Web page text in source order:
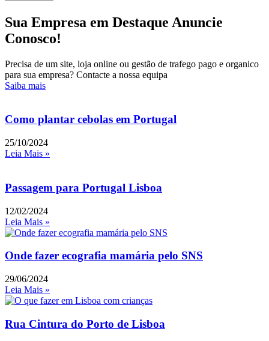
Sua Empresa em Destaque Anuncie
Conosco!
Precisa de um site, loja online ou gestão de trafego pago e organico
para sua empresa? Contacte a nossa equipa
Saiba mais
Como plantar cebolas em Portugal
25/10/2024
Leia Mais »
Passagem para Portugal Lisboa
12/02/2024
Leia Mais »
Onde fazer ecografia mamária pelo SNS
29/06/2024
Leia Mais »
Rua Cintura do Porto de Lisboa​